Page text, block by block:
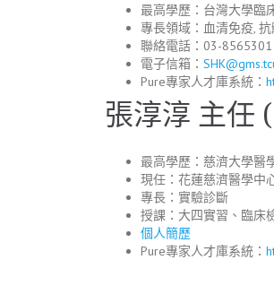
最高學歷：台灣大學臨
專長領域：血清免疫,
聯絡電話：03-
電子信箱：
Pure專家人才庫系統：
張淳淳 主任
最高學歷：慈濟大學醫
現任：花蓮慈濟醫學中
專長：實驗診斷
授課：大四實習、臨床
個人簡歷
Pure專家人才庫系統：